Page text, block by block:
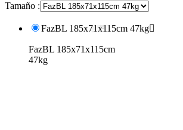
Tamaño :
FazBL 185x71x115cm 47kg
FazBL 185x71x115cm
47kg